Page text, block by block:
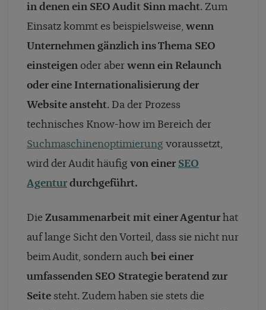
in denen ein SEO Audit Sinn macht. Zum
Einsatz kommt es beispielsweise, wenn
Unternehmen gänzlich ins Thema SEO
einsteigen oder aber wenn ein Relaunch
oder eine Internationalisierung der
Website ansteht. Da der Prozess
technisches Know-how im Bereich der
Suchmaschinenoptimierung voraussetzt,
wird der Audit häufig von einer SEO
Agentur durchgeführt.
Die Zusammenarbeit mit einer Agentur hat
auf lange Sicht den Vorteil, dass sie nicht nur
beim Audit, sondern auch bei einer
umfassenden SEO Strategie beratend zur
Seite steht. Zudem haben sie stets die